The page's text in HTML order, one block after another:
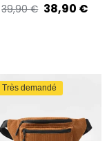
39,90€ 38,90 €
Très demandé